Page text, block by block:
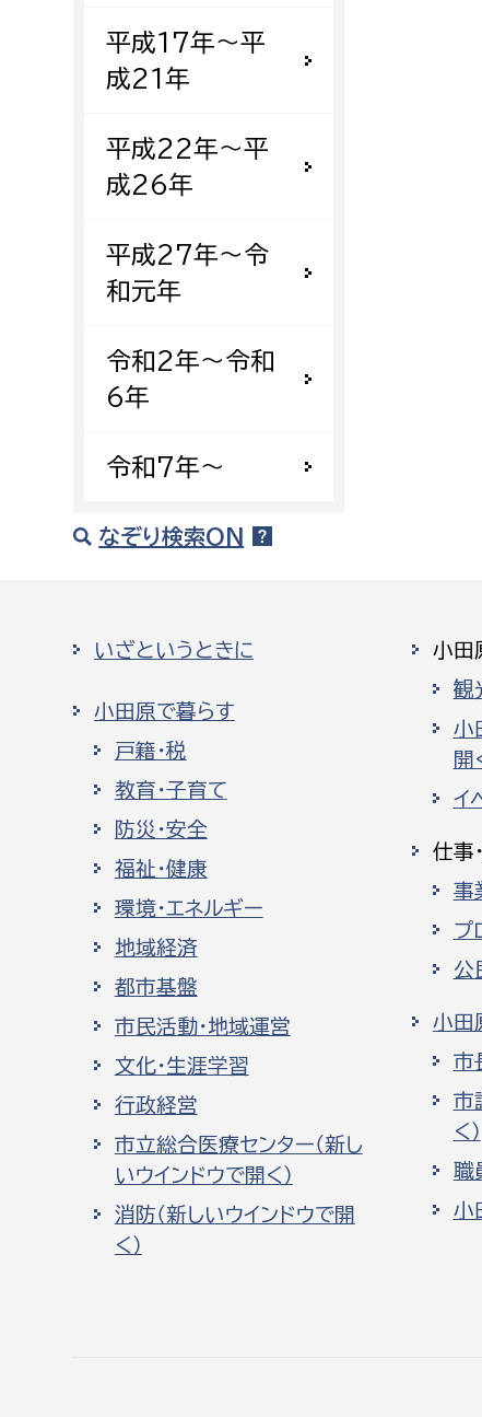
平成17年〜平
成21年
平成22年〜平
成26年
平成27年〜令
和元年
令和2年〜令和
6年
令和7年〜
なぞり検索ON
いざというときに
小田原で暮らす
戸籍・税
教育・子育て
防災・安全
福祉・健康
環境・エネルギー
地域経済
都市基盤
市民活動・地域運営
文化・生涯学習
行政経営
市立総合医療センター（新し
いウインドウで開く）
消防（新しいウインドウで開
く）
小田
観
小
開
イ
仕事
事
プ
公
小田
市
市
く）
職
小